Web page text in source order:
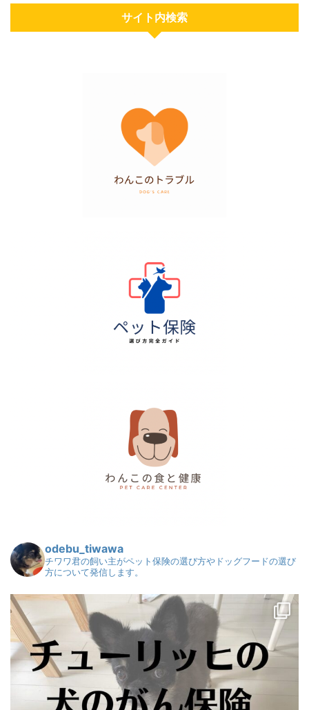
サイト内検索
odebu_tiwawa
チワワ君の飼い主がペット保険の選び方やドッグフードの選び
方について発信します。